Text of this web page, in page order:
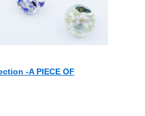
-A PIECE OF